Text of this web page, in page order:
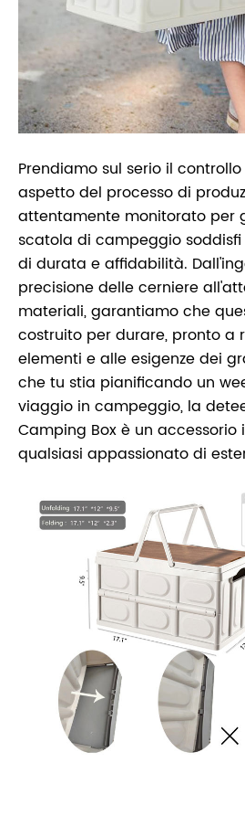
Prendiamo sul serio il
aspetto del processo di
attentamente monitorato per
scatola di campeggio
di durata e affidabilità.
precisione delle cerniere
materiali, garantiamo che
costruito per durare, pronto a
elementi e alle esigenze dei
che tu stia pianificando un
viaggio in campeggio, la
Camping Box è un
qualsiasi appassionato di